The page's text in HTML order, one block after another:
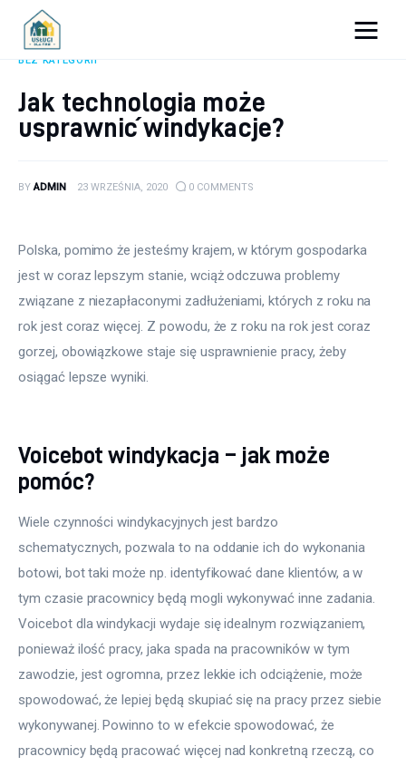
Prowadzenie firmy
Marketing firm
Atrakcje
Prawo
Pozostałe
BEZ KATEGORII
Jak technologia może
usprawnić windykacje?
BY ADMIN 23 WRZEŚNIA, 2020 0 COMMENTS
Polska, pomimo że jesteśmy krajem, w którym gospodarka
jest w coraz lepszym stanie, wciąż odczuwa problemy
związane z niezapłaconymi zadłużeniami, których z roku na
rok jest coraz więcej. Z powodu, że z roku na rok jest coraz
gorzej, obowiązkowe staje się usprawnienie pracy, żeby
osiągać lepsze wyniki.
Voicebot windykacja – jak może
pomóc?
Wiele czynności windykacyjnych jest bardzo
schematycznych, pozwala to na oddanie ich do wykonania
botowi, bot taki może np. identyfikować dane klientów, a w
tym czasie pracownicy będą mogli wykonywać inne zadania.
Voicebot dla windykacji wydaje się idealnym rozwiązaniem,
ponieważ ilość pracy, jaka spada na pracowników w tym
zawodzie, jest ogromna, przez lekkie ich odciążenie, może
spowodować, że lepiej będą skupiać się na pracy przez siebie
wykonywanej. Powinno to w efekcie spowodować, że
pracownicy będą pracować więcej nad konkretną rzeczą, co